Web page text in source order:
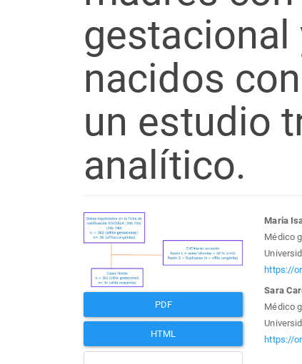
gestacional
nacidos
un estudio
analítico.
Barra
lateral
del
artículo
PDF
HTML
Maria
Médico
https://
Sara
Médico
https://